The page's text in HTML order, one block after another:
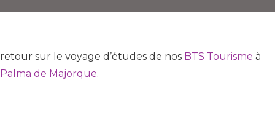
retour sur le voyage d’études de nos BTS Tourisme à
Palma de Majorque.